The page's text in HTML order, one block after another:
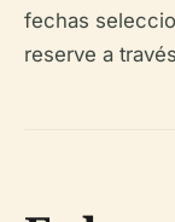
fechas
reserve a